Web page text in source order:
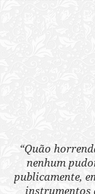
“Quão
nenhum
publicamente,
instrumentos